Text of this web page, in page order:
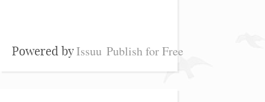
Powered byIssuu Publish for Free